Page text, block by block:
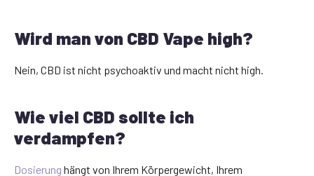
Wird man von CBD Vape high?
Nein, CBD ist nicht psychoaktiv und macht nicht high.
Wie viel CBD sollte ich
verdampfen?
Dosierung hängt von Ihrem Körpergewicht, Ihrem